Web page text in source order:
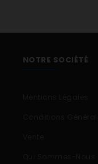
NOTRE SOCIÉTÉ